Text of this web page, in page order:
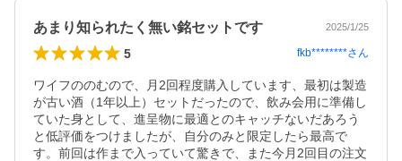
あまり知られたく無い銘セットです 2025/1/25
5 fkb********さん
ワイフののむので、月2回程度購入しています、最初は製造
が古い酒（1年以上）セットだったので、飲み会用に準備し
ていた身として、進呈物に最適とのキャッチないだあろう
と低評価をつけましたが、自分のみと限定したら最高で
す。前回は作まで入っていて驚きで、また今月2回目の注文